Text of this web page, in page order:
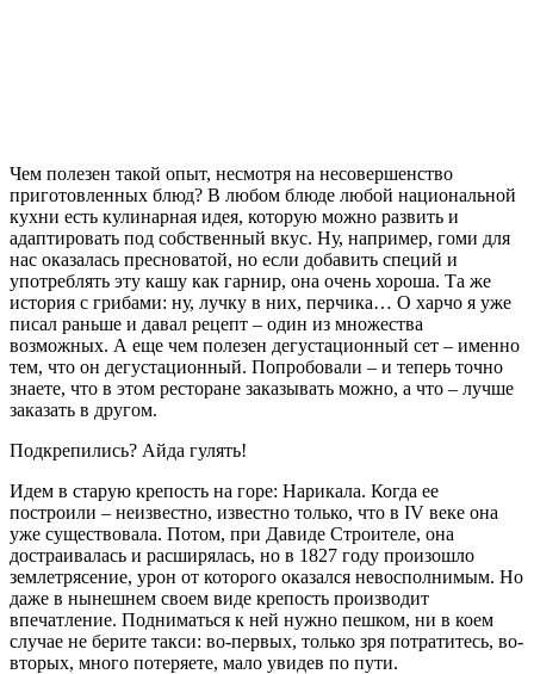
Чем полезен такой опыт, несмотря на несовершенство
приготовленных блюд? В любом блюде любой национальной
кухни есть кулинарная идея, которую можно развить и
адаптировать под собственный вкус. Ну, например, гоми для
нас оказалась пресноватой, но если добавить специй и
употреблять эту кашу как гарнир, она очень хороша. Та же
история с грибами: ну, лучку в них, перчика… О харчо я уже
писал раньше и давал рецепт – один из множества
возможных. А еще чем полезен дегустационный сет – именно
тем, что он дегустационный. Попробовали – и теперь точно
знаете, что в этом ресторане заказывать можно, а что – лучше
заказать в другом.
Подкрепились? Айда гулять!
Идем в старую крепость на горе: Нарикала. Когда ее
построили – неизвестно, известно только, что в IV веке она
уже существовала. Потом, при Давиде Строителе, она
достраивалась и расширялась, но в 1827 году произошло
землетрясение, урон от которого оказался невосполнимым. Но
даже в нынешнем своем виде крепость производит
впечатление. Подниматься к ней нужно пешком, ни в коем
случае не берите такси: во-первых, только зря потратитесь, во-
вторых, много потеряете, мало увидев по пути.